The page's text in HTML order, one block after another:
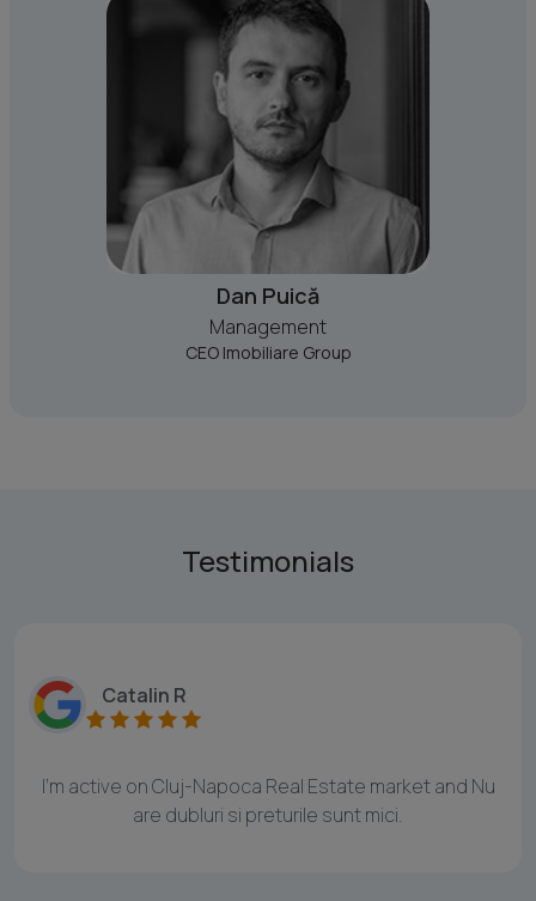
Dan Puică
Management
CEO Imobiliare Group
Testimonials
Catalin R
I'm active on Cluj-Napoca Real Estate market and Nu
are dubluri si preturile sunt mici.